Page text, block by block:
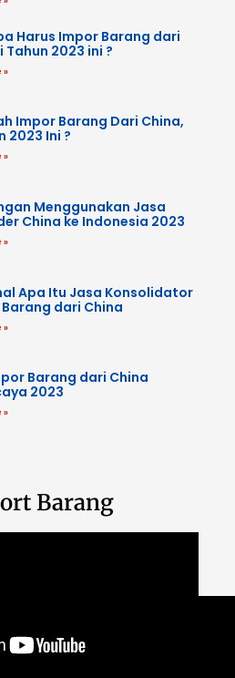
Harus Impor Barang dari
Tahun 2023 ini ?
»
Impor Barang Dari China,
2023 Ini ?
»
Menggunakan Jasa
China ke Indonesia 2023
»
Apa Itu Jasa Konsolidator
dari China
»
Barang dari China
2023
»
Barang